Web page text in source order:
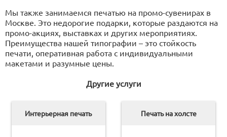
Мы также занимаемся печатью на промо-сувенирах в
Москве. Это недорогие подарки, которые раздаются на
промо-акциях, выставках и других мероприятиях.
Преимущества нашей типографии – это стойкость
печати, оперативная работа с индивидуальными
макетами и разумные цены.
Другие услуги
Интерьерная печать Печать на холсте